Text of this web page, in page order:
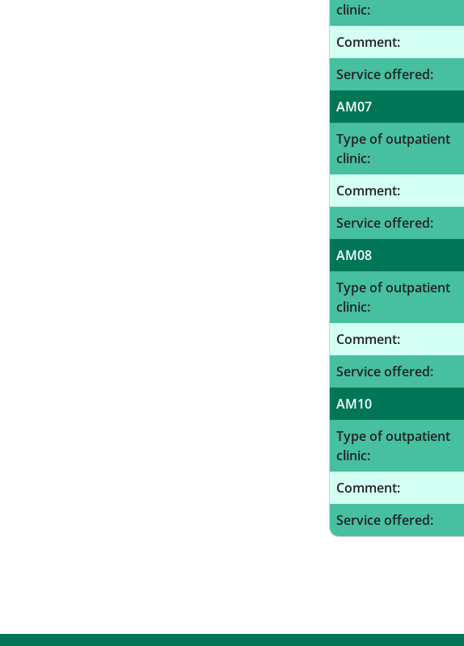
clinic:
Comment:
Service offered:
AM07
Type of outpatient
clinic:
Comment:
Service offered:
AM08
Type of outpatient
clinic:
Comment:
Service offered:
AM10
Type of outpatient
clinic:
Comment:
Service offered: